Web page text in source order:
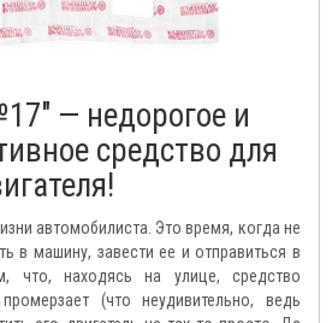
— недорогое и
средство для
автомобилиста. Это время, когда не
в машину, завести ее и отправиться в
что, находясь на улице, средство
(что неудивительно, ведь